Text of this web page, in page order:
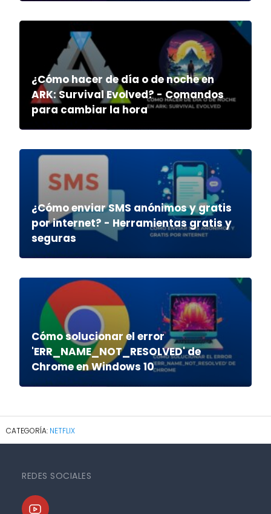
¿Cómo hacer de día o de noche en
ARK: Survival Evolved? - Comandos
para cambiar la hora
¿Cómo enviar SMS anónimos y gratis
por internet? - Herramientas gratis y
seguras
Cómo solucionar el error
'ERR_NAME_NOT_RESOLVED' de
Chrome en Windows 10
NETFLIX
REDES SOCIALES